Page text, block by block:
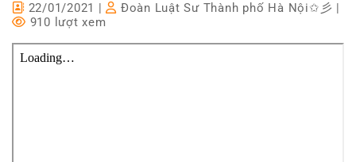
22/01/2021 | Đoàn Luật Sư Thành phố Hà Nội✩彡 |
910 lượt xem